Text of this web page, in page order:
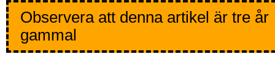
Observera att denna artikel är tre år
gammal